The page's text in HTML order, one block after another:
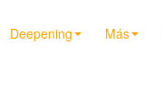
Deepening Más